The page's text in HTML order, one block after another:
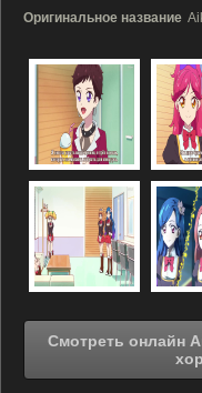
Оригинальное название
Смотреть онлайн Айкацу на параде! (2020) (2020) в